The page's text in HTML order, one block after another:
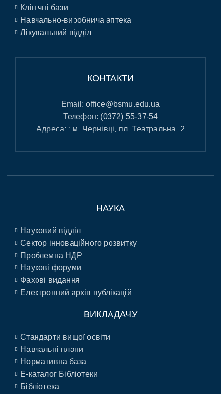
Клінічні бази
Навчально-виробнича аптека
Лікувальний відділ
КОНТАКТИ
Email:office@bsmu.edu.ua
Телефон: (0372) 55-37-54
Адреса: : м. Чернівці, пл. Театральна, 2
НАУКА
Науковий відділ
Сектор інноваційного розвитку
Проблемна НДР
Наукові форуми
Фахові видання
Електронний архів публікацій
ВИКЛАДАЧУ
Стандарти вищої освіти
Навчальні плани
Нормативна база
E-каталог Бібліотеки
Бібліотека